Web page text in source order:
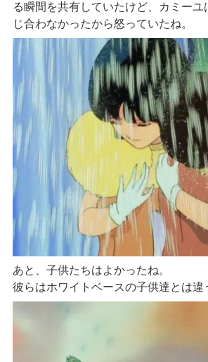
る瞬間を共有していたけど、カミーユ
じ合わなかったから怒っていたね。
あと、子供たちはよかったね。
彼らはホワイトベースの子供達とは違